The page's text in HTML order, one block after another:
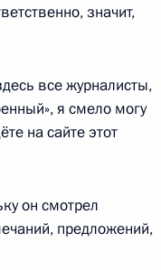
10
значит,
все журналисты,
я смело могу
на сайте этот
он смотрел
предложений,